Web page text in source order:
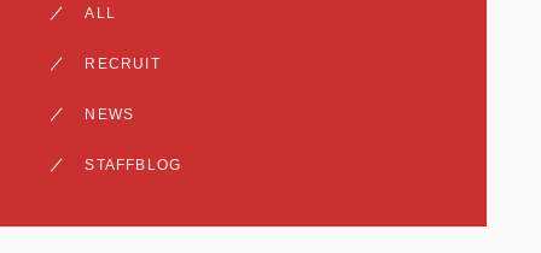
ALL
RECRUIT
NEWS
STAFFBLOG